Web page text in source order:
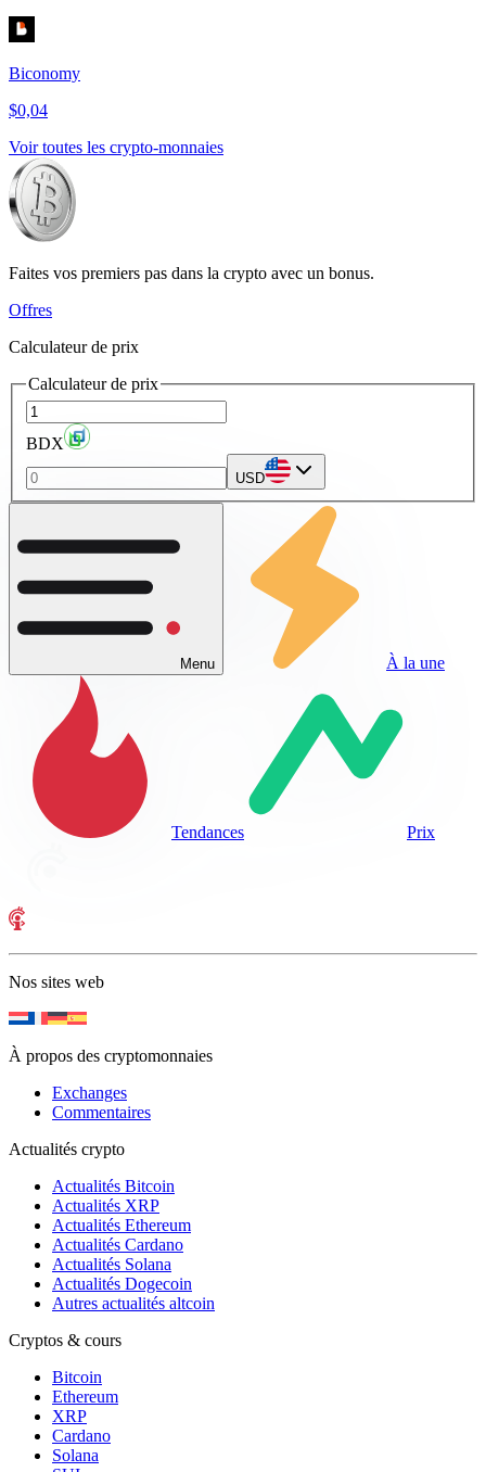
Biconomy
$0,04
Voir toutes les crypto-monnaies
Faites vos premiers pas dans la crypto avec un bonus.
Offres
Calculateur de prix
Calculateur de prix
BDX
USD
Menu À la une
Tendances Prix
Nos sites web
À propos des cryptomonnaies
Exchanges
Commentaires
Actualités crypto
Actualités Bitcoin
Actualités XRP
Actualités Ethereum
Actualités Cardano
Actualités Solana
Actualités Dogecoin
Autres actualités altcoin
Cryptos & cours
Bitcoin
Ethereum
XRP
Cardano
Solana